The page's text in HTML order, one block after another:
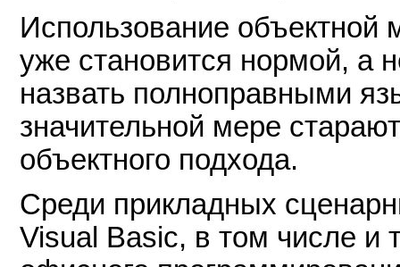
Использование объектной
уже становится нормой, а
назвать полноправными
значительной мере
объектного подхода.
Среди прикладных
Visual Basic, в том числе и